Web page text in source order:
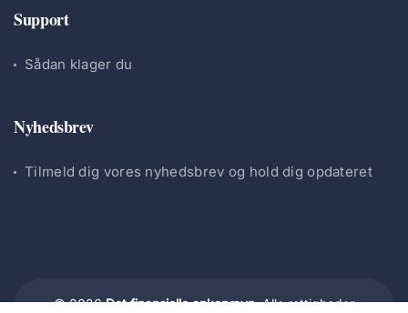
Support
Sådan klager du
Nyhedsbrev
Tilmeld dig vores nyhedsbrev og hold dig opdateret
© 2026Det finansielle ankenævn.Alle rettigheder